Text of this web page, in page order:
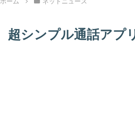
超シンプル通話アプ